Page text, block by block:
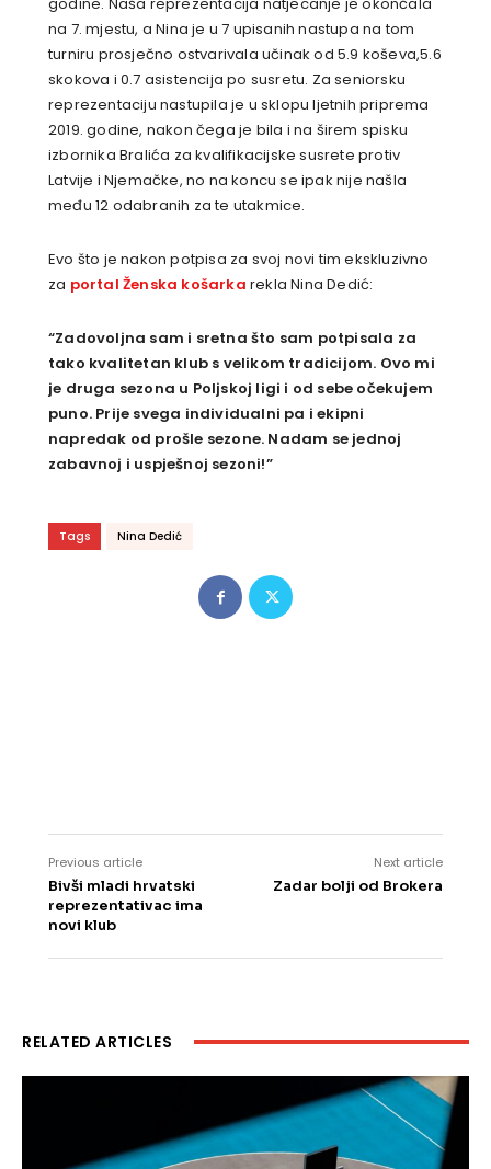
na 7. mjestu, a Nina je u 7 upisanih nastupa na tom
turniru prosječno ostvarivala učinak od 5.9 koševa,5.6
skokova i 0.7 asistencija po susretu. Za seniorsku
reprezentaciju nastupila je u sklopu ljetnih priprema
2019. godine, nakon čega je bila i na širem spisku
izbornika Bralića za kvalifikacijske susrete protiv
Latvije i Njemačke, no na koncu se ipak nije našla
među 12 odabranih za te utakmice.
Evo što je nakon potpisa za svoj novi tim ekskluzivno
za portal Ženska košarka rekla Nina Dedić:
“Zadovoljna sam i sretna što sam potpisala za
tako kvalitetan klub s velikom tradicijom. Ovo mi
je druga sezona u Poljskoj ligi i od sebe očekujem
puno. Prije svega individualni pa i ekipni
napredak od prošle sezone. Nadam se jednoj
zabavnoj i uspješnoj sezoni!”
Tags Nina Dedić
Previous article
Bivši mladi hrvatski
reprezentativac ima
novi klub
Next article
Zadar bolji od Brokera
RELATED ARTICLES